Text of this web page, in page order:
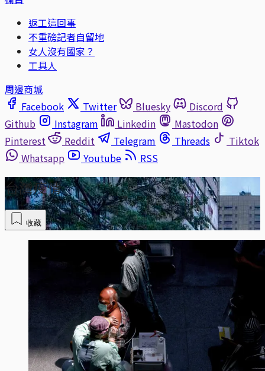
返工這回事
不重磅記者自留地
女人沒有國家？
工具人
周邊商城
Facebook
Twitter Bluesky
Discord
Github
Instagram Linkedin
Mastodon
Pinterest
Reddit Telegram Threads
Tiktok
Whatsapp
Youtube RSS
台灣疫情
收藏